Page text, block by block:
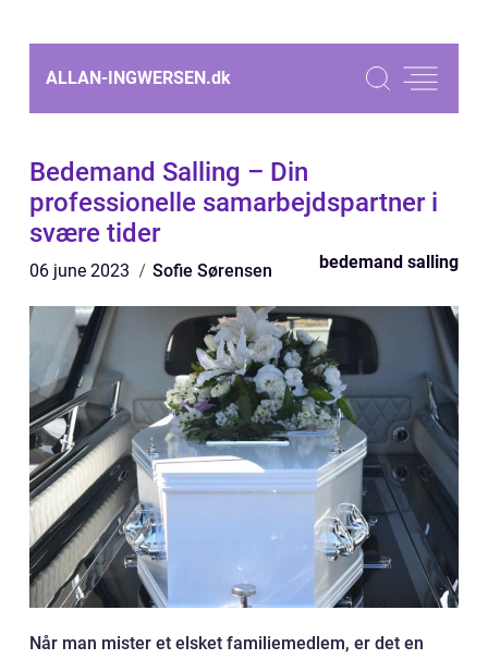
ALLAN-INGWERSEN.dk
Bedemand Salling – Din
professionelle samarbejdspartner i
svære tider
06 june 2023 Sofie Sørensen bedemand salling
Når man mister et elsket familiemedlem, er det en